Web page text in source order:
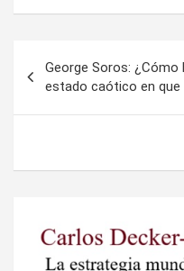
de
entradas
George Soros: ¿Cómo
estado caótico en que